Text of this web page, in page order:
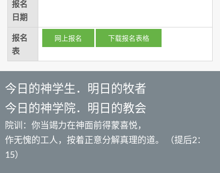
报名
日期
报名
表
网上报名 下载报名表格
今日的神学生．明日的牧者
今日的神学院．明日的教会
院训：你当竭力在神面前得蒙喜悦，
作无愧的工人，按着正意分解真理的道。 （提后2：
15）